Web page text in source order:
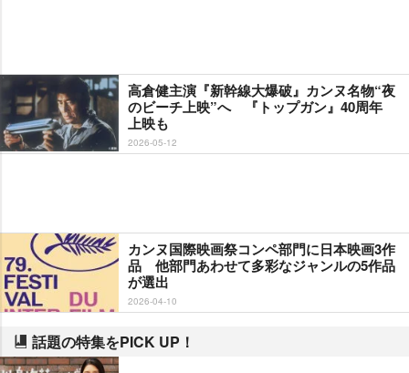
高倉健主演『新幹線大爆破』カンヌ名物“夜
のビーチ上映”へ 『トップガン』40周年
上映も
2026-05-12
カンヌ国際映画祭コンペ部門に日本映画3作
品 他部門あわせて多彩なジャンルの5作品
が選出
2026-04-10
話題の特集をPICK UP！